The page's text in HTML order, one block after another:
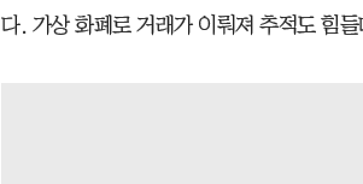
다. 가상 화폐로 거래가 이뤄져 추적도 힘